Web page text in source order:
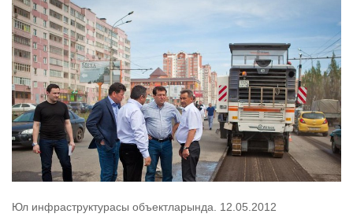
Юл инфраструктурасы объектларында. 12.05.2012